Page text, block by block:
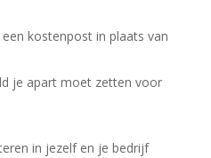
kostenpost in plaats van
je apart moet zetten voor
in jezelf en je bedrijf